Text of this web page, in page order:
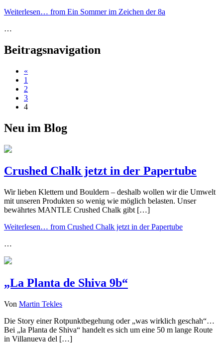
Weiterlesen… from Ein Sommer im Zeichen der 8a
…
Beitragsnavigation
«
1
2
3
4
Neu im Blog
Crushed Chalk jetzt in der Papertube
Wir lieben Klettern und Bouldern – deshalb wollen wir die Umwelt
mit unseren Produkten so wenig wie möglich belasten. Unser
bewährtes MANTLE Crushed Chalk gibt […]
Weiterlesen… from Crushed Chalk jetzt in der Papertube
…
„La Planta de Shiva 9b“
Von Martin Tekles
Die Story einer Rotpunktbegehung oder „was wirklich geschah“…
Bei „la Planta de Shiva“ handelt es sich um eine 50 m lange Route
in Villanueva del […]